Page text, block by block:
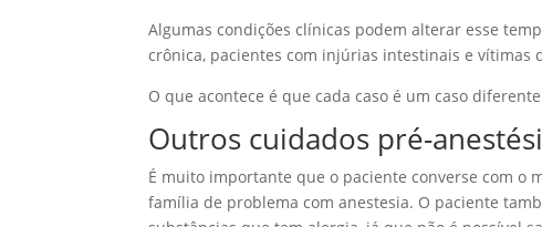
Algumas condições clínicas podem alterar esse
crônica, pacientes com injúrias intestinais e vítimas
O que acontece é que cada caso é um caso
Outros cuidados pré-
É muito importante que o paciente converse com o
família de problema com anestesia. O paciente